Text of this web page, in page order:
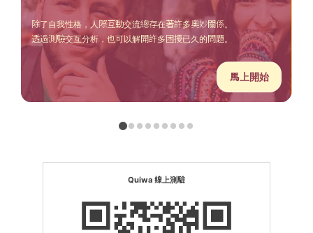
除了自我性格，人際互動交流總存在著許多奧妙關係。
透過測驗交互分析，也可以解開許多困擾已久的問題。
馬上開始
Quiwa 線上測驗